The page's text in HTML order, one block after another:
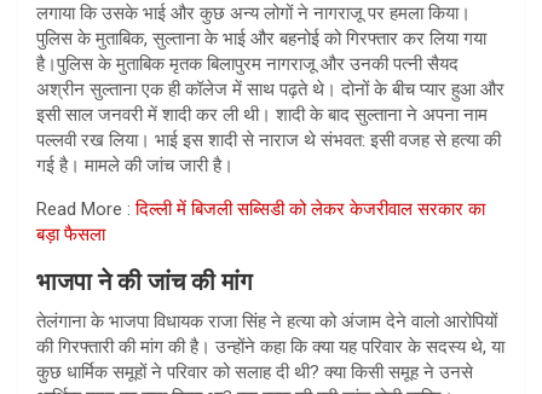
लगाया कि उसके भाई और कुछ अन्य लोगों ने नागराजू पर हमला किया।
पुलिस के मुताबिक, सुल्ताना के भाई और बहनोई को गिरफ्तार कर लिया गया
है।पुलिस के मुताबिक मृतक बिलापुरम नागराजू और उनकी पत्नी सैयद
अश्रीन सुल्ताना एक ही कॉलेज में साथ पढ़ते थे। दोनों के बीच प्यार हुआ और
इसी साल जनवरी में शादी कर ली थी। शादी के बाद सुल्ताना ने अपना नाम
पल्लवी रख लिया। भाई इस शादी से नाराज थे संभवत: इसी वजह से हत्या की
गई है। मामले की जांच जारी है।
Read More :दिल्ली में बिजली सब्सिडी को लेकर केजरीवाल सरकार का
बड़ा फैसला
भाजपा ने की जांच की मांग
तेलंगाना के भाजपा विधायक राजा सिंह ने हत्या को अंजाम देने वालो आरोपियों
की गिरफ्तारी की मांग की है। उन्होंने कहा कि क्या यह परिवार के सदस्य थे, या
कुछ धार्मिक समूहों ने परिवार को सलाह दी थी? क्या किसी समूह ने उनसे